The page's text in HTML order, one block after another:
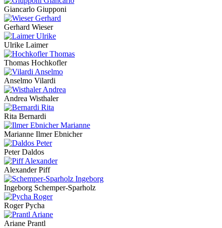
Giancarlo Giupponi
Gerhard Wieser
Ulrike Laimer
Thomas Hochkofler
Anselmo Vilardi
Andrea Wisthaler
Rita Bernardi
Marianne Ilmer Ebnicher
Peter Daldos
Alexander Piff
Ingeborg Schemper-Sparholz
Roger Pycha
Ariane Prantl